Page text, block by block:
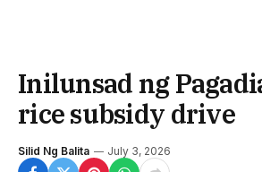
Inilunsad ng
rice subsidy drive
Silid Ng Balita July 3, 2026